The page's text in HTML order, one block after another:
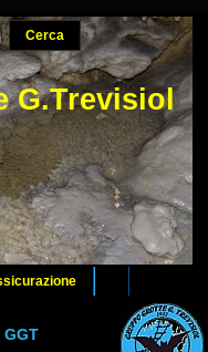
G.Trevisiol
GGT